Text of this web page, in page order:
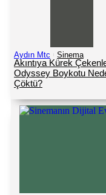
Aydın Mtc Sinema
Akıntıya Kürek
Odyssey Boykotu
Çöktü?